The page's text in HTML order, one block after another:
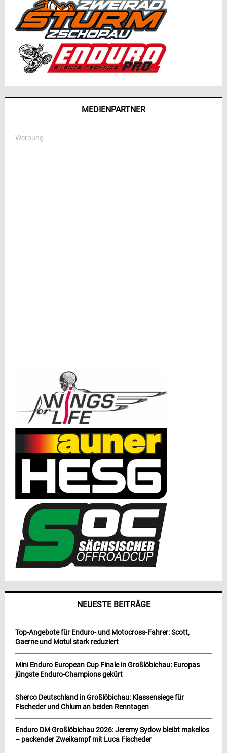
MEDIENPARTNER
Werbung
NEUESTE BEITRÄGE
Top-Angebote für Enduro- und Motocross-Fahrer: Scott,
Gaerne und Motul stark reduziert
Mini Enduro European Cup Finale in Großlöbichau: Europas
jüngste Enduro-Champions gekürt
Sherco Deutschland in Großlöbichau: Klassensiege für
Fischeder und Chlum an beiden Renntagen
Enduro DM Großlöbichau 2026: Jeremy Sydow bleibt makellos
– packender Zweikampf mit Luca Fischeder